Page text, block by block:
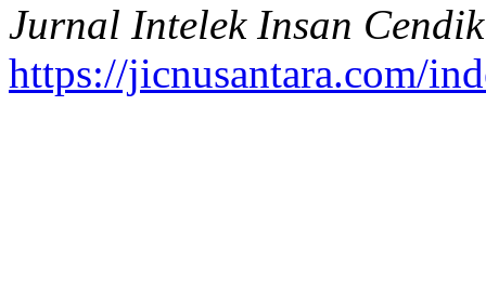
Jurnal Intelek Insan
https://jicnusantara.com/